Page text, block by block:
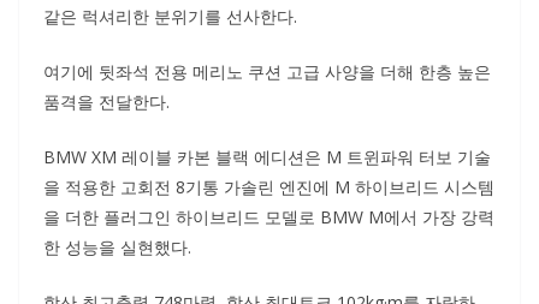
같은 럭셔리한 분위기를 선사한다.
여기에 뒷좌석 전용 메리노 쿠션 고급 사양을 더해 한층 높은
품격을 전달한다.
BMW XM 레이블 카본 블랙 에디션은 M 트윈파워 터보 기술
을 적용한 고회전 8기통 가솔린 엔진에 M 하이브리드 시스템
을 더한 플러그인 하이브리드 모델로 BMW M에서 가장 강력
한 성능을 실현했다.